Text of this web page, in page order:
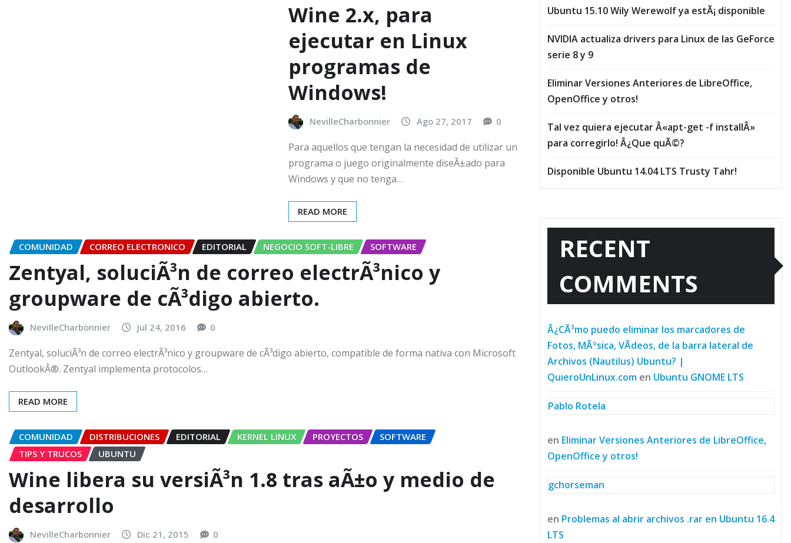
Wine 2.x, para
ejecutar en Linux
programas de
Windows!
NevilleCharbonnier Ago 27, 2017 0
Para aquellos que tengan la necesidad de utilizar un
programa o juego originalmente diseÃ±ado para
Windows y que no tenga…
READ MORE
COMUNIDAD CORREO ELECTRONICO EDITORIAL NEGOCIO SOFT-LIBRE SOFTWARE
Zentyal, soluciÃ³n de correo electrÃ³nico y
groupware de cÃ³digo abierto.
NevilleCharbonnier Jul 24, 2016 0
Zentyal, soluciÃ³n de correo electrÃ³nico y groupware de cÃ³digo abierto, compatible de forma nativa con Microsoft
OutlookÂ®. Zentyal implementa protocolos…
READ MORE
COMUNIDAD DISTRIBUCIONES EDITORIAL KERNEL LINUX PROYECTOS
SOFTWARE
TIPS Y TRUCOS
UBUNTU
Wine libera su versiÃ³n 1.8 tras aÃ±o y medio de
desarrollo
NevilleCharbonnier Dic 21, 2015 0
Ubuntu 15.10 Wily Werewolf ya estÃ¡ disponible
NVIDIA actualiza drivers para Linux de las GeForce
serie 8 y 9
Eliminar Versiones Anteriores de LibreOffice,
OpenOffice y otros!
Tal vez quiera ejecutar Â«apt-get -f installÂ»
para corregirlo! Â¿Que quÃ©?
Disponible Ubuntu 14.04 LTS Trusty Tahr!
RECENT
COMMENTS
Â¿CÃ³mo puedo eliminar los marcadores de
Fotos, MÃºsica, VÃ­deos, de la barra lateral de
Archivos (Nautilus) Ubuntu? |
QuieroUnLinux.com en Ubuntu GNOME LTS
Pablo Rotela
en Eliminar Versiones Anteriores de LibreOffice,
OpenOffice y otros!
gchorseman
en Problemas al abrir archivos .rar en Ubuntu 16.4
LTS